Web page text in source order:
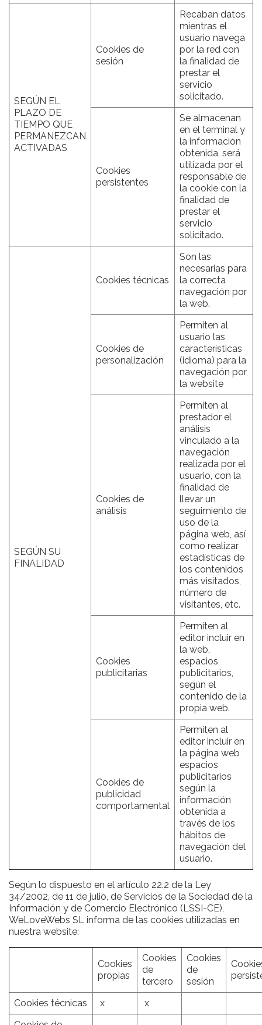
SEGÚN EL
PLAZO DE
TIEMPO QUE
PERMANEZCAN
ACTIVADAS
Cookies de
sesión
Recaban datos
mientras el
usuario navega
por la red con
la finalidad de
prestar el
servicio
solicitado.
Cookies
persistentes
Se almacenan
en el terminal y
la información
obtenida, será
utilizada por el
responsable de
la cookie con la
finalidad de
prestar el
servicio
solicitado.
SEGÚN SU
FINALIDAD
Cookies técnicas
Son las
necesarias para
la correcta
navegación por
la web.
Cookies de
personalización
Permiten al
usuario las
características
(idioma) para la
navegación por
la website
Cookies de
análisis
Permiten al
prestador el
análisis
vinculado a la
navegación
realizada por el
usuario, con la
finalidad de
llevar un
seguimiento de
uso de la
página web, así
como realizar
estadísticas de
los contenidos
más visitados,
número de
visitantes, etc.
Cookies
publicitarias
Permiten al
editor incluir en
la web,
espacios
publicitarios,
según el
contenido de la
propia web.
Cookies de
publicidad
comportamental
Permiten al
editor incluir en
la página web
espacios
publicitarios
según la
información
obtenida a
través de los
hábitos de
navegación del
usuario.
Según lo dispuesto en el artículo 22.2 de la Ley
34/2002, de 11 de julio, de Servicios de la Sociedad de la
Información y de Comercio Electrónico (LSSI-CE),
WeLoveWebs SL informa de las cookies utilizadas en
nuestra website:
Cookies
propias
Cookies
de
tercero
Cookies
de
sesión
Cookies técnicas x
x